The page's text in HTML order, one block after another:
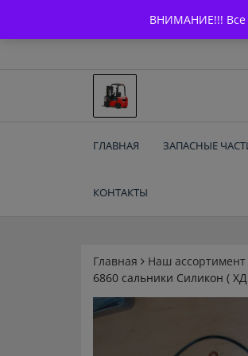
ВНИМАНИЕ!!! Все
content
Запчасти
ГЛАВНАЯ ЗАПАСНЫЕ
КОНТАКТЫ
Главная Наш ассортимент
6860 сальники Силикон (